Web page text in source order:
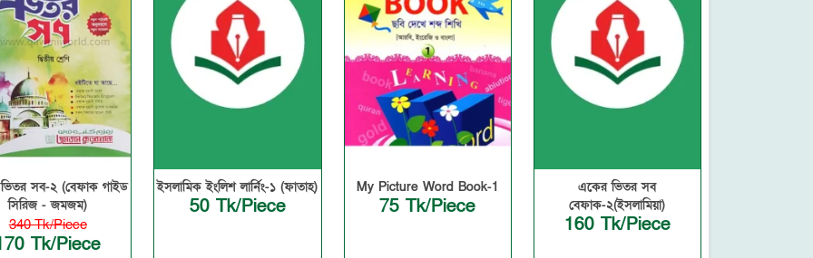
সব-২ (বেফাক গাইড
সিরিজ - জমজম)
340 Tk/Piece
Tk/Piece
ইসলামিক ইংলিশ লার্নিং-১ (ফাতাহ)
50 Tk/Piece
My Picture Word Book-1
75 Tk/Piece
একের ভিতর সব
বেফাক-২(ইসলামিয়া)
160 Tk/Piece